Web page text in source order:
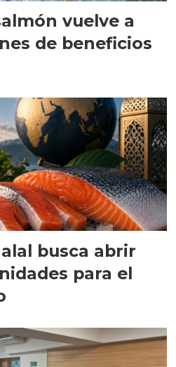
vuelve a
de beneficios
busca abrir
para el